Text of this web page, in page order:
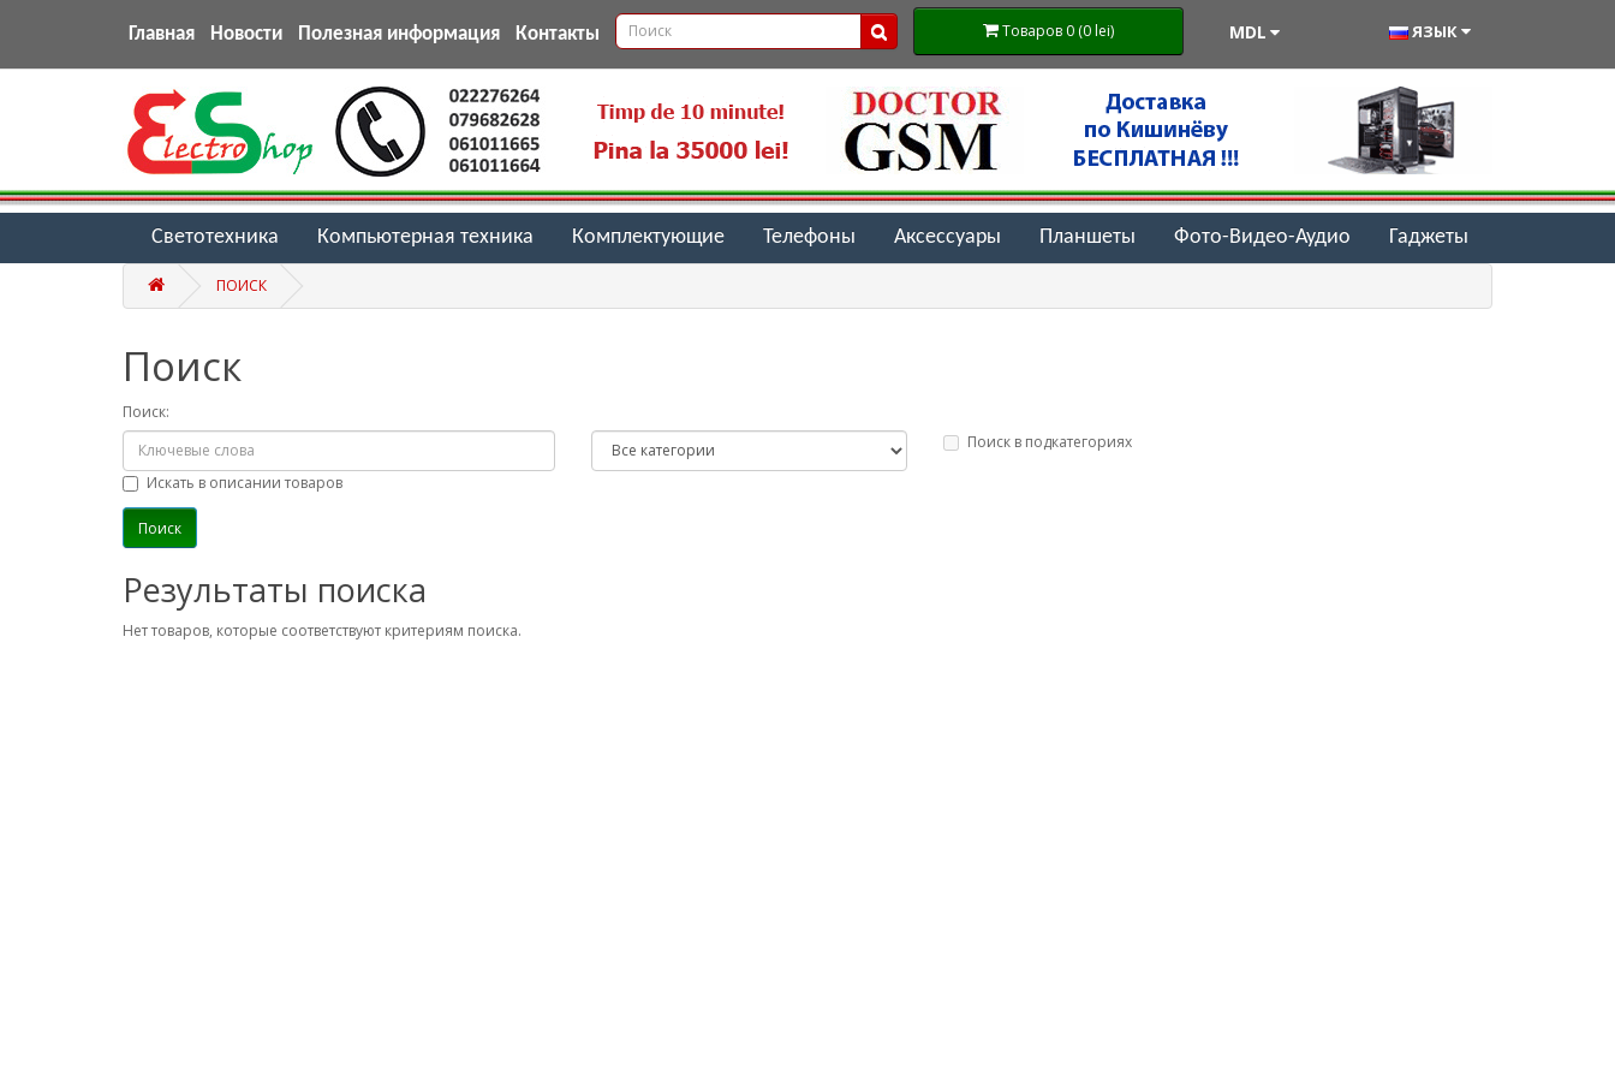
Главная Новости Полезная информация Контакты Товаров 0 (0 lei) MDL ЯЗЫК
Светотехника Компьютерная техника Комплектующие Телефоны Аксессуары Планшеты Фото-Видео-Аудио Гаджеты
ПОИСК
Поиск
Поиск:
Поиск в подкатегориях
Искать в описании товаров
Результаты поиска
Нет товаров, которые соответствуют критериям поиска.